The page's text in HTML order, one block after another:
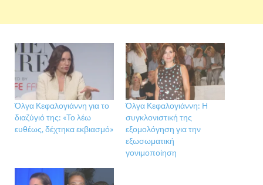
Όλγα Κεφαλογιάννη για το
διαζύγιό της: «Το λέω
ευθέως, δέχτηκα εκβιασμό»
Όλγα Κεφαλογιάννη: Η
συγκλονιστική της
εξομολόγηση για την
εξωσωματική
γονιμοποίηση